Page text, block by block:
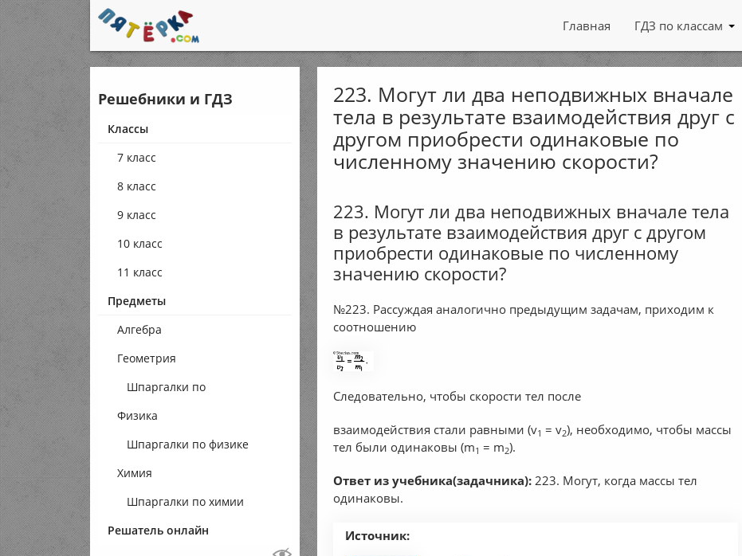
Главная ГДЗ по классам
Решебники и ГДЗ
Классы
7 класс
8 класс
9 класс
10 класс
11 класс
Предметы
Алгебра
Геометрия
Шпаргалки по
геометрии
Физика
Шпаргалки по физике
Химия
Шпаргалки по химии
Решатель онлайн
223. Могут ли два неподвижных вначале
тела в результате взаимодействия друг с
другом приобрести одинаковые по
численному значению скорости?
223. Могут ли два неподвижных вначале тела
в результате взаимодействия друг с другом
приобрести одинаковые по численному
значению скорости?
№223. Рассуждая аналогично предыдущим задачам, приходим к
соотношению
Следовательно, чтобы скорости тел после
взаимодействия стали равными (v1 = v2), необходимо, чтобы массы
тел были одинаковы (m1 = m2).
Ответ из учебника(задачника): 223. Могут, когда массы тел
одинаковы.
Источник: